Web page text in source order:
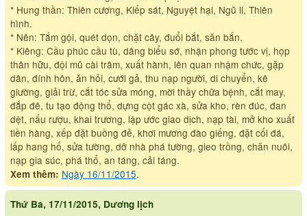
* Hung thần: Thiên cương, Kiếp sát, Nguyệt hại, Ngũ li, Thiên
hình.
* Nên: Tắm gội, quét dọn, chặt cây, đuổi bắt, săn bắn.
* Kiêng: Cầu phúc cầu tù, dâng biểu sớ, nhận phong tước vị, họp
thân hữu, đội mũ cài trâm, xuất hành, lên quan nhậm chức, gặp
dân, đính hôn, ăn hỏi, cưới gả, thu nạp người, di chuyển, kê
giường, giải trừ, cắt tóc sửa móng, mời thầy chữa bệnh, cắt may,
đắp đê, tu tạo động thổ, dựng cột gác xà, sửa kho, rèn đúc, đan
dệt, nấu rượu, khai trương, lập ước giao dịch, nạp tài, mở kho xuất
tiền hàng, xếp đặt buồng đẻ, khơi mương đào giếng, đặt cối đá,
lấp hang hố, sửa tường, dỡ nhà phá tường, gieo trồng, chăn nuôi,
nạp gia súc, phá thổ, an táng, cải táng.
Xem thêm: Ngày 16/11/2015.
Thứ Ba, 17/11/2015, Dương lịch